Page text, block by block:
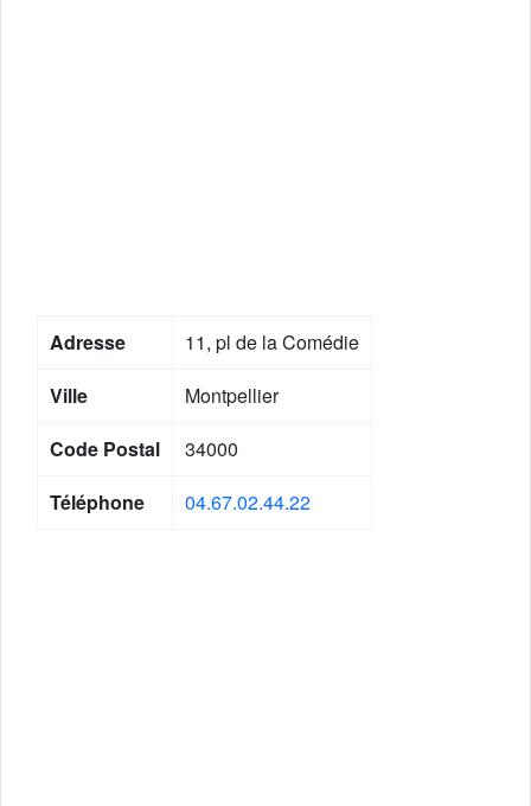
Adresse
11, pl de la Comédie
Ville
Montpellier
Code Postal
34000
Téléphone
04.67.02.44.22